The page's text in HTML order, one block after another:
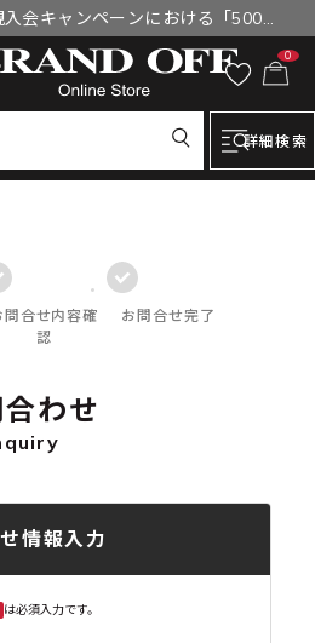
入会キャンペーンにおける「500円
付与漏れと補填について
0
詳細検索
問合せ内容確
認
お問合せ完了
わせ
情報入力
は必須入力です。